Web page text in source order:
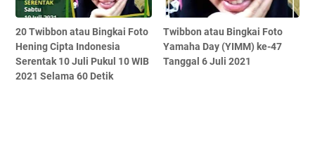
20 Twibbon atau Bingkai Foto
Hening Cipta Indonesia
Serentak 10 Juli Pukul 10 WIB
2021 Selama 60 Detik
Twibbon atau Bingkai Foto
Yamaha Day (YIMM) ke-47
Tanggal 6 Juli 2021